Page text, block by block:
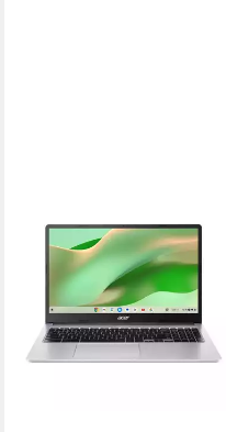
Notebook
15.6 Zoll Bildschirmdiagonale
Intel Intel N150
Prozessor
Arbeitsspeicher
ab 487,90 €
17,51 €mtl. in 36 Raten
lieferbar - in 5-6 Werktagen bei dir